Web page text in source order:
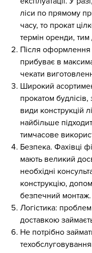
ліси по прямому
часу, то прокат
термін оренди,
Після оформлення
прибуває в
чекати
Широкий
прокатом
види конструкцій
найбільше
тимчасове
Безпека. Фахівці
мають великий
необхідні
конструкцію,
безпечний монтаж.
Логістика:
доставкою
Не потрібно